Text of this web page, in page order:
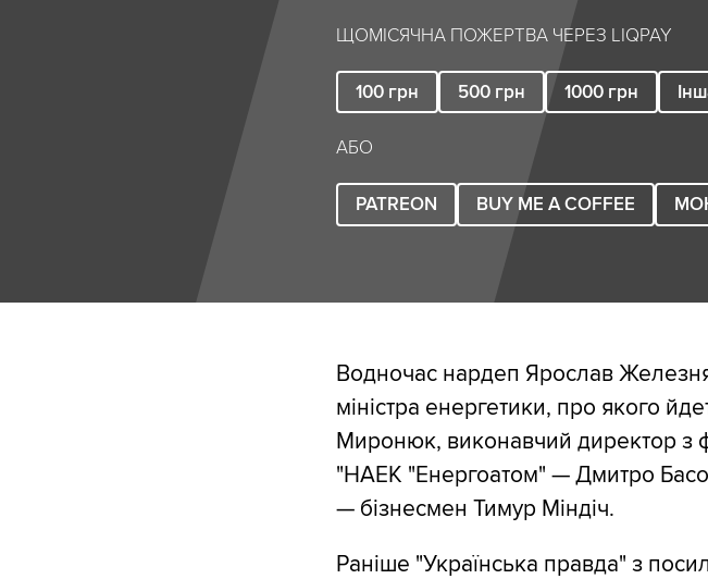
ЩОМІСЯЧНА ПОЖЕРТВА ЧЕРЕЗ LIQPAY
100 грн 500 грн 1000 грн
АБО
PATREON BUY ME A COFFEE
Водночас нардеп Ярослав
міністра енергетики, про якого
Миронюк, виконавчий директор з
"НАЕК "Енергоатом" — Дмитро
— бізнесмен Тимур Міндіч.
Раніше "Українська правда" з